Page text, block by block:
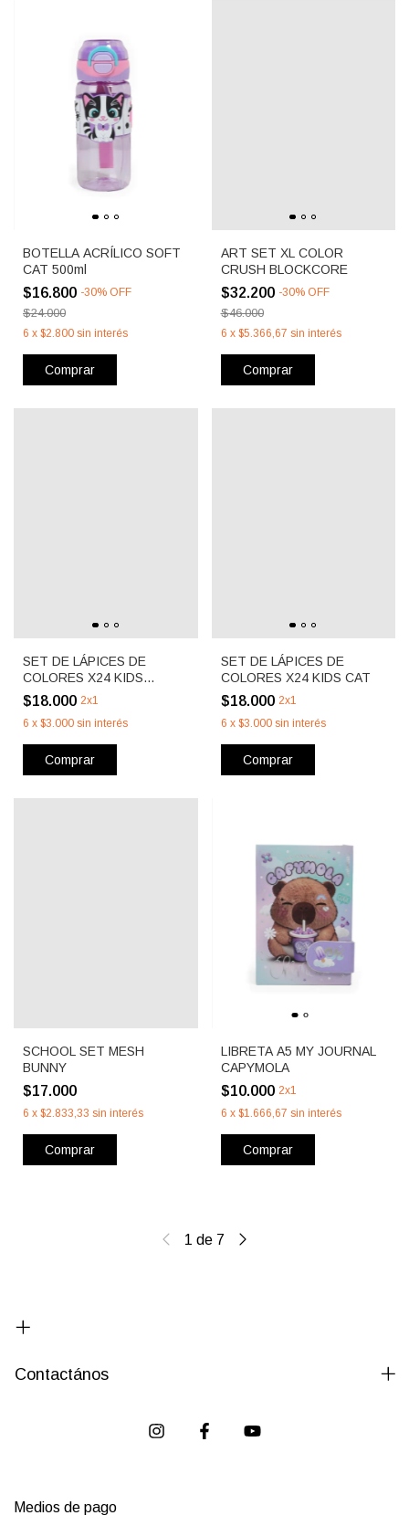
BOTELLA ACRÍLICO SOFT
CAT 500ml
$16.800 -30% OFF
$24.000
6 x $2.800 sin interés
Comprar
ART SET XL COLOR
CRUSH BLOCKCORE
$32.200 -30% OFF
$46.000
6 x $5.366,67 sin interés
Comprar
SET DE LÁPICES DE
COLORES X24 KIDS
POODLE
$18.000 2x1
6 x $3.000 sin interés
Comprar
SET DE LÁPICES DE
COLORES X24 KIDS CAT
$18.000 2x1
6 x $3.000 sin interés
Comprar
SCHOOL SET MESH
BUNNY
$17.000
6 x $2.833,33 sin interés
Comprar
LIBRETA A5 MY JOURNAL
CAPYMOLA
$10.000 2x1
6 x $1.666,67 sin interés
Comprar
1 de 7
Contactános
Medios de pago